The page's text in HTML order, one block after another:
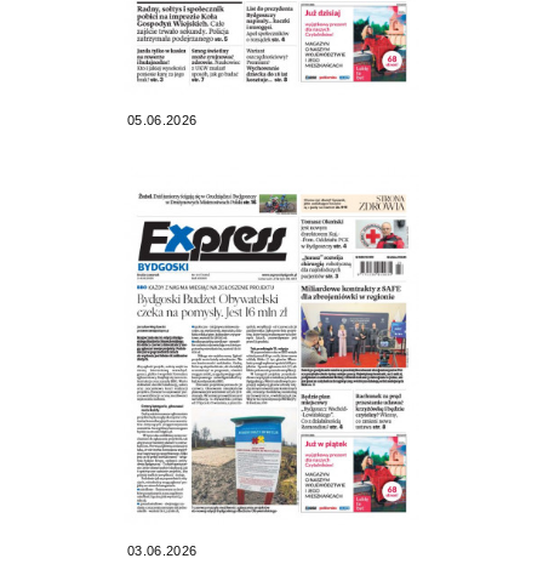
05.06.2026
03.06.2026